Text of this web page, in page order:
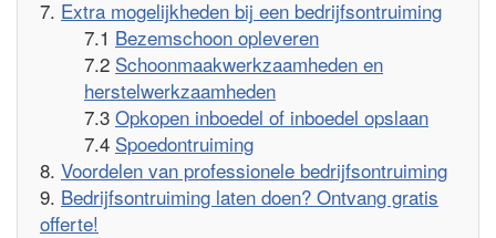
Extra mogelijkheden bij een bedrijfsontruiming
Bezemschoon opleveren
Schoonmaakwerkzaamheden en
herstelwerkzaamheden
Opkopen inboedel of inboedel opslaan
Spoedontruiming
Voordelen van professionele bedrijfsontruiming
Bedrijfsontruiming laten doen? Ontvang gratis
offerte!